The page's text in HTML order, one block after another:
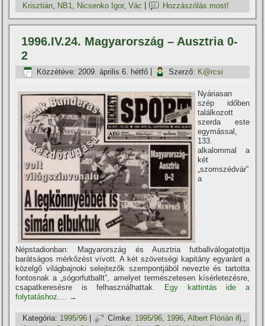
Krisztián NB1 Nicsenko Igor,Vác Hozzászólás most!
1996.IV.24. Magyarország – Ausztria 0-
2
Közzétéve: 2009. április 6. hétfő Szerző: K@rcsi
Nyáriasan
szép időben
találkozott
szerda este
egymással,
133.
alkalommal a
két
„szomszédvár”
a
Népstadionban: Magyarország és Ausztria futballválogatottja
barátságos mérkőzést ví­vott. A két szövetségi kapitány egyaránt a
közelgő világbajnoki selejtezők szempontjából nevezte és tartotta
fontosnak a „sógorfutballt”, amelyet természetesen kí­sérletezésre,
csapatkeresésre is felhasználhattak. Egy kattintás ide a
folytatáshoz....
→
Kategória: 1995/96 | Címke: 1995/96, 1996,Albert Flórián ifj.,